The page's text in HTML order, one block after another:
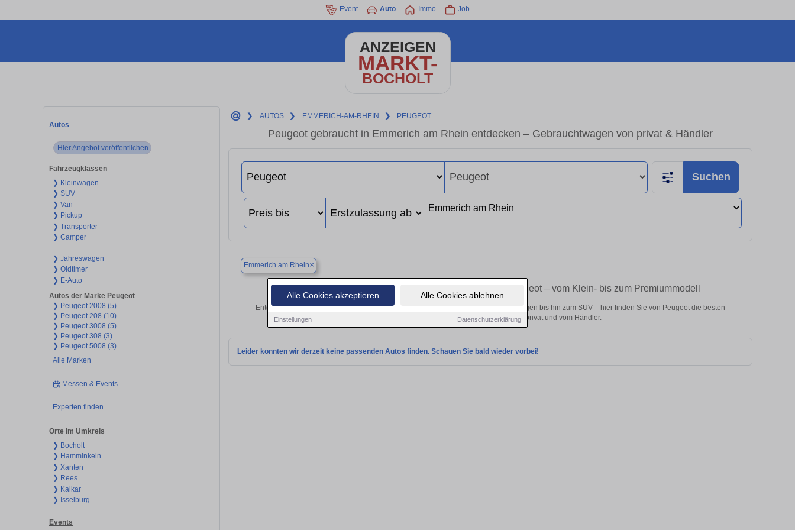
Alle Cookies akzeptieren Alle Cookies ablehnen
Einstellungen Datenschutzerklärung
Event Auto Immo Job
ANZEIGEN
MARKT-
BOCHOLT
Autos
Hier Angebot veröffentlichen
Fahrzeugklassen
❯ Kleinwagen
❯ SUV
❯ Van
❯ Pickup
❯ Transporter
❯ Camper
❯ Jahreswagen
❯ Oldtimer
❯ E-Auto
Autos der Marke Peugeot
❯ Peugeot 2008 (5)
❯ Peugeot 208 (10)
❯ Peugeot 3008 (5)
❯ Peugeot 308 (3)
❯ Peugeot 5008 (3)
Alle Marken
Messen & Events
Experten finden
Orte im Umkreis
❯ Bocholt
❯ Hamminkeln
❯ Xanten
❯ Rees
❯ Kalkar
❯ Isselburg
Events
❯ AUTOS ❯ EMMERICH-AM-RHEIN ❯ PEUGEOT
Peugeot gebraucht in Emmerich am Rhein entdecken – Gebrauchtwagen von privat & Händler
Suchen
Emmerich am Rhein×
Finden Sie in Emmerich am Rhein Ihren gebrauchten Peugeot – vom Klein- bis zum Premiummodell
Entdecken Sie in Emmerich am Rhein gebrauchte Peugeot Fahrzeuge. Von Kleinwagen bis hin zum SUV – hier finden Sie von Peugeot die besten
Gebrauchtwagen in Emmerich am Rhein von privat und vom Händler.
Leider konnten wir derzeit keine passenden Autos finden. Schauen Sie bald wieder vorbei!